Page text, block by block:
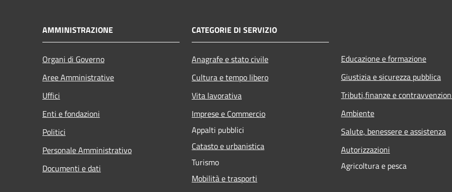
AMMINISTRAZIONE
Organi di Governo
Aree Amministrative
Uffici
Enti e fondazioni
Politici
Personale Amministrativo
Documenti e dati
CATEGORIE DI SERVIZIO
Anagrafe e stato civile
Cultura e tempo libero
Vita lavorativa
Imprese e Commercio
Appalti pubblici
Catasto e urbanistica
Turismo
Mobilità e trasporti
Educazione e formazione
Giustizia e sicurezza pubblica
Tributi,finanze e
Ambiente
Salute, benessere e assistenza
Autorizzazioni
Agricoltura e pesca